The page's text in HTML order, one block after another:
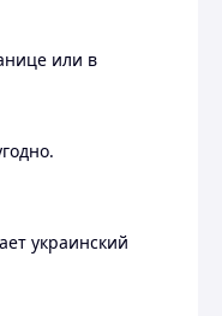
или в
украинский